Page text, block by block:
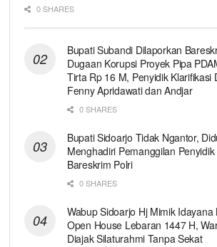
0 SHARES
Bupati Subandi Dilaporkan
Dugaan Korupsi Proyek Pipa
Tirta Rp 16 M, Penyidik Klarifikasi
Fenny Apridawati dan Andjar
0 SHARES
Bupati Sidoarjo Tidak Ngantor,
Menghadiri Pemanggilan Penyidik
Bareskrim Polri
0 SHARES
Wabup Sidoarjo Hj Mimik Idayana
Open House Lebaran 1447 H,
Diajak Silaturahmi Tanpa Sekat